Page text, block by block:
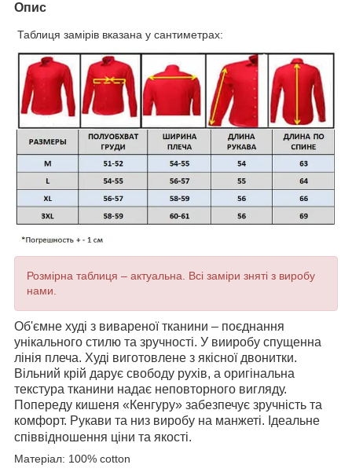
Опис
Таблиця замірів вказана у сантиметрах:
Розмірна таблиця – актуальна. Всі заміри зняті з виробу
нами.
Об'ємне худі з вивареної тканини – поєднання
унікального стилю та зручності. У вииробу спущенна
лінія плеча. Xуді виготовлене з якісної двонитки.
Вільний крій дарує свободу рухів, а оригінальна
текстура тканини надає неповторного вигляду.
Попереду кишеня «Кенгуру» забезпечує зручність та
комфорт. Рукави та низ виробу на манжеті. Ідеальне
співвідношення ціни та якості.
Матеріал: 100% cotton